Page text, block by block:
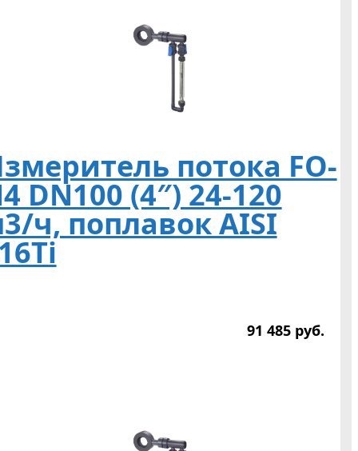
потока FO-
DN100 (4″) 24-120
ч, поплавок AISI
91 485 руб.